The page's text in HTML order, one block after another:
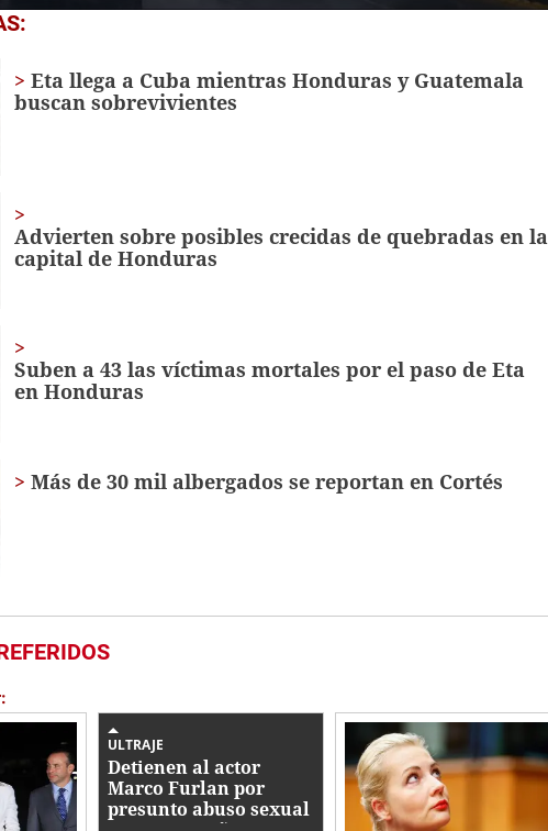
Eta llega a Cuba mientras Honduras y Guatemala
buscan sobrevivientes
Advierten sobre posibles crecidas de quebradas en la
capital de Honduras
Suben a 43 las víctimas mortales por el paso de Eta
en Honduras
Más de 30 mil albergados se reportan en Cortés
ULTRAJE
Detienen al actor
Marco Furlan por
presunto abuso sexual